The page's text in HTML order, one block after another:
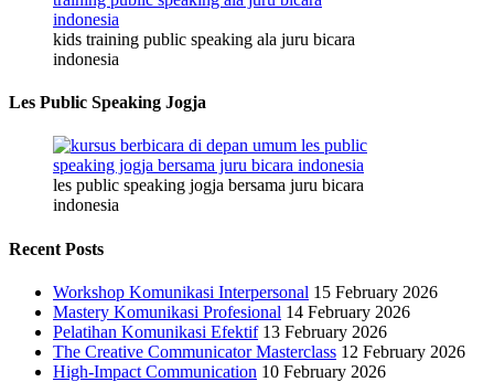
kids training public speaking ala juru bicara
indonesia
Les Public Speaking Jogja
les public speaking jogja bersama juru bicara
indonesia
Recent Posts
Workshop Komunikasi Interpersonal 15 February 2026
Mastery Komunikasi Profesional 14 February 2026
Pelatihan Komunikasi Efektif 13 February 2026
The Creative Communicator Masterclass 12 February 2026
High-Impact Communication 10 February 2026